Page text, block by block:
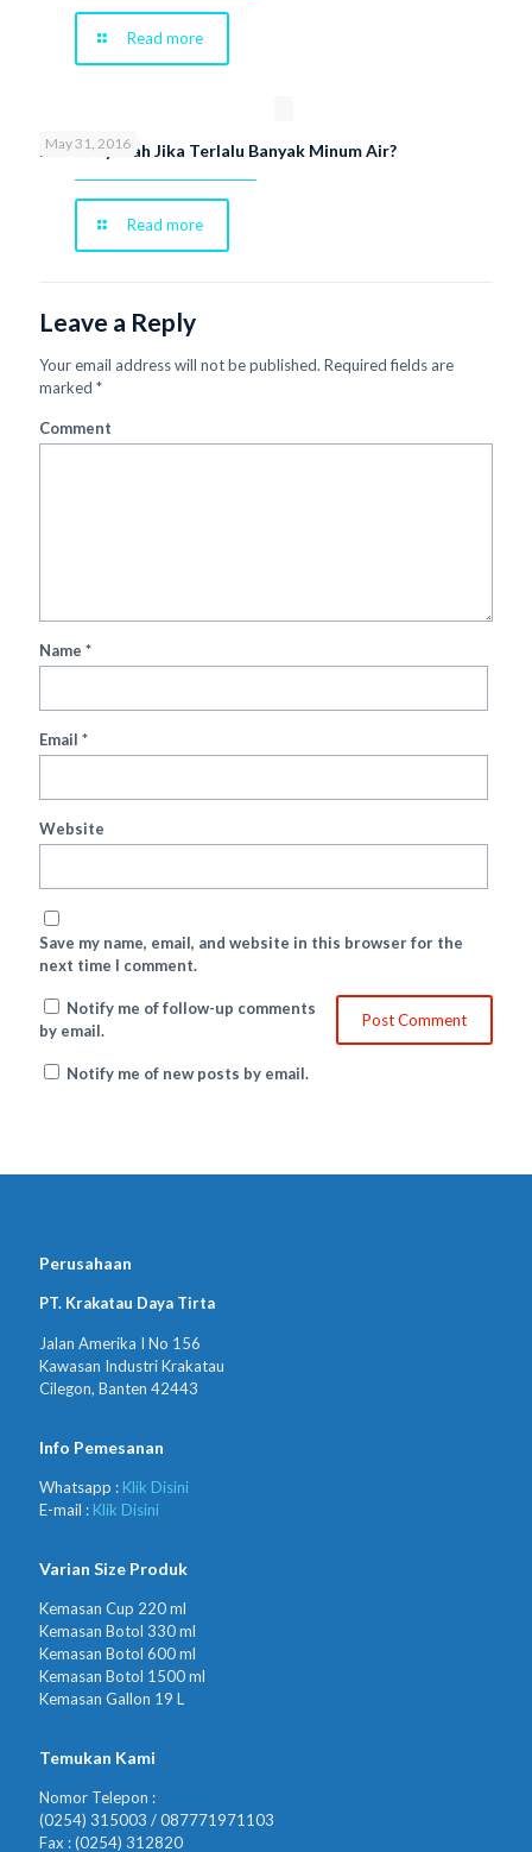
Read more
May 31, 2016
Berbahayakah Jika Terlalu Banyak Minum Air?
Read more
Leave a Reply
Your email address will not be published. Required fields are
marked *
Comment
Name *
Email *
Website
Save my name, email, and website in this browser for the
next time I comment.
Notify me of follow-up comments
by email.
Notify me of new posts by email.
Perusahaan
PT. Krakatau Daya Tirta
Jalan Amerika I No 156
Kawasan Industri Krakatau
Cilegon, Banten 42443
Info Pemesanan
Whatsapp : Klik Disini
E-mail : Klik Disini
Varian Size Produk
Kemasan Cup 220 ml
Kemasan Botol 330 ml
Kemasan Botol 600 ml
Kemasan Botol 1500 ml
Kemasan Gallon 19 L
Temukan Kami
Nomor Telepon :
(0254) 315003 / 087771971103
Fax : (0254) 312820